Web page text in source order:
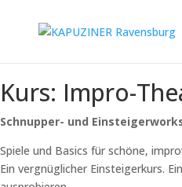
Kurs: Impro-
Schnupper- und
Spiele und Basics für schöne,
Ein vergnüglicher Einsteigerkurs.